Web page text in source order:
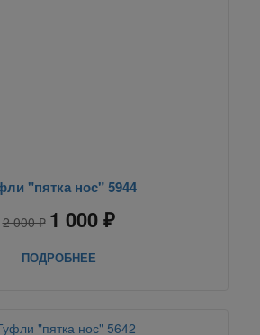
"пятка нос" 5944
2 000 ₽ 1 000 ₽
ПОДРОБНЕЕ